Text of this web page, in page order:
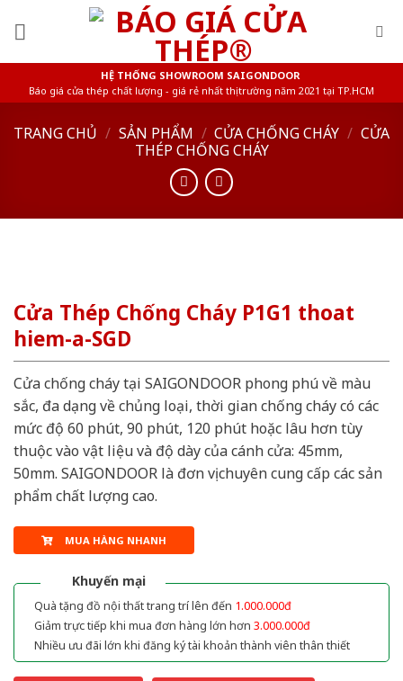
HỆ THỐNG SHOWROOM SAIGONDOOR
Báo giá cửa thép chất lượng - giá rẻ nhất thị trường năm 2021 tại TP.HCM
TRANG CHỦ / SẢN PHẨM / CỬA CHỐNG CHÁY / CỬA
THÉP CHỐNG CHÁY
Cửa Thép Chống Cháy P1G1 thoat
hiem-a-SGD
Cửa chống cháy tại SAIGONDOOR phong phú về màu
sắc, đa dạng về chủng loại, thời gian chống cháy có các
mức độ 60 phút, 90 phút, 120 phút hoặc lâu hơn tùy
thuộc vào vật liệu và độ dày của cánh cửa: 45mm,
50mm. SAIGONDOOR là đơn vị chuyên cung cấp các sản
phẩm chất lượng cao.
MUA HÀNG NHANH
Khuyến mại
Quà tặng đồ nội thất trang trí lên đến 1.000.000đ
Giảm trực tiếp khi mua đơn hàng lớn hơn 3.000.000đ
Nhiều ưu đãi lớn khi đăng ký tài khoản thành viên thân thiết